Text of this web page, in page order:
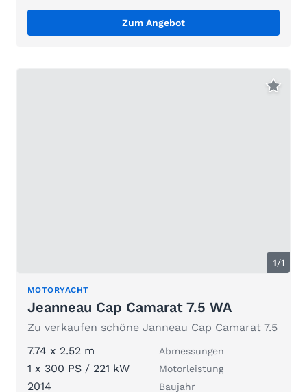
Zum Angebot
1/1
MOTORYACHT
Jeanneau Cap Camarat 7.5 WA
Zu verkaufen schöne Janneau Cap Camarat 7.5
7.74 x 2.52 m
Abmessungen
1 x 300 PS / 221 kW Motorleistung
2014 Baujahr